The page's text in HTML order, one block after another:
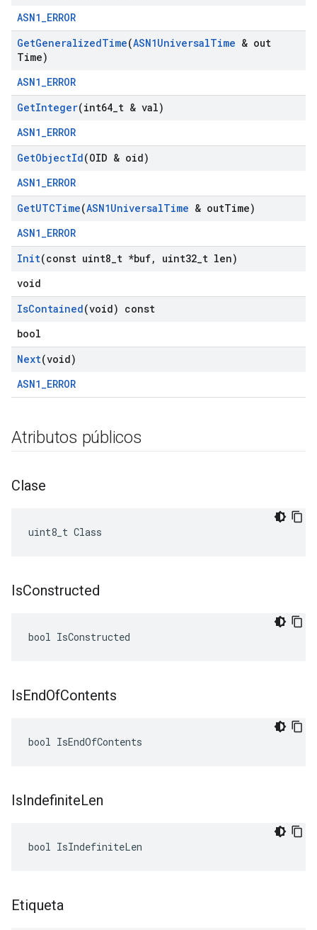
ASN1_ERROR
GetGeneralizedTime(ASN1UniversalTime & out
Time)
ASN1_ERROR
GetInteger(int64 t & val)
ASN1_ERROR
GetObjectId(OID & oid)
ASN1_ERROR
GetUTCTime(ASN1UniversalTime & outTime)
ASN1_ERROR
Init(const uint8 t *buf, uint32 t len)
void
IsContained(void) const
bool
Next(void)
ASN1_ERROR
Atributos públicos
Clase
uint8_t Class
IsConstructed
bool IsConstructed
IsEndOfContents
bool IsEndOfContents
IsIndefiniteLen
bool IsIndefiniteLen
Etiqueta